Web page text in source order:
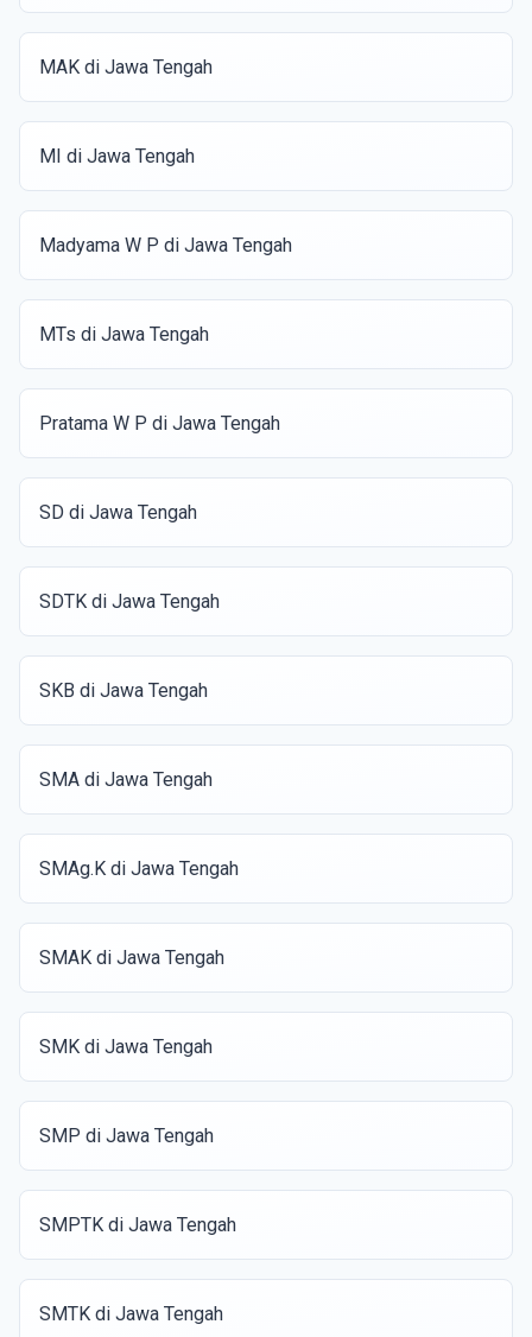
MAK di Jawa Tengah
MI di Jawa Tengah
Madyama W P di Jawa Tengah
MTs di Jawa Tengah
Pratama W P di Jawa Tengah
SD di Jawa Tengah
SDTK di Jawa Tengah
SKB di Jawa Tengah
SMA di Jawa Tengah
SMAg.K di Jawa Tengah
SMAK di Jawa Tengah
SMK di Jawa Tengah
SMP di Jawa Tengah
SMPTK di Jawa Tengah
SMTK di Jawa Tengah